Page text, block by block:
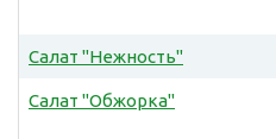
Салат "Нежность"
Салат "Обжорка"